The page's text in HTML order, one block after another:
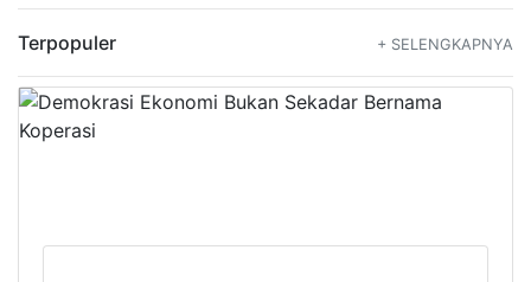
Terpopuler + SELENGKAPNYA